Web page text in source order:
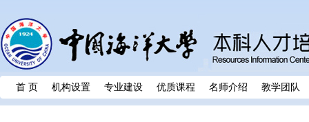
首 页 机构设置 专业建设 优质课程 名师介绍 教学团队